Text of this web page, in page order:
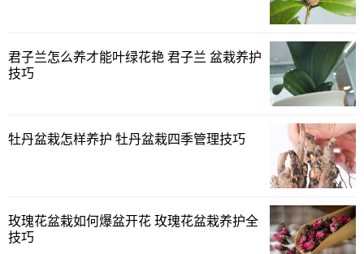
叶肉：买芦荟叶肉厚，用手轻轻按硬度好，不要买黑发枯
刺：看芦荟刺，刺越坚挺、锋利越好，茎比较粗的好。
品种：如果你想卖防辐射和净化空气的品种，可以买观赏
芦荟，如夜城芦荟、肥皂芦荟、库拉索芦荟、木制芦荟等。
以上分享的芦荟多少钱一盆的方法介绍，大家作为一个参
君子兰怎么养才能叶绿花艳 君子兰 盆栽养护
技巧
牡丹盆栽怎样养护 牡丹盆栽四季管理技巧
玫瑰花盆栽如何爆盆开花 玫瑰花盆栽养护全
技巧